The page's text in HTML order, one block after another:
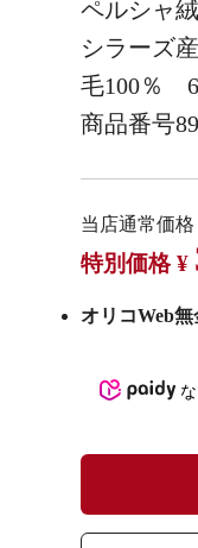
ペルシャ
シラーズ
毛100％
商品番号
当店通常価格
特別価格 ¥
オリコWeb無